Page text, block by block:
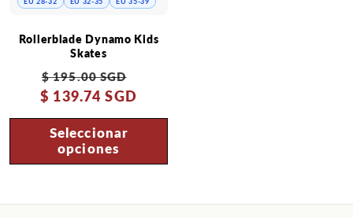
Rollerblade Dynamo Kids
Skates
Precio
habitual
$ 195.00 SGD
de
oferta
$ 139.74 SGD
Seleccionar
opciones